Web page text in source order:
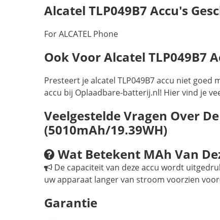
Alcatel TLP049B7 Accu's
For ALCATEL Phone
Ook Voor Alcatel TLP049B7
Presteert je alcatel TLP049B7 accu niet goed
accu bij Oplaadbare-batterij.nl! Hier vind je
Veelgestelde Vragen Over
(5010mAh/19.39WH)
Wat Betekent MAh Van
De capaciteit van deze accu wordt
uw apparaat langer van stroom voorzien
Garantie